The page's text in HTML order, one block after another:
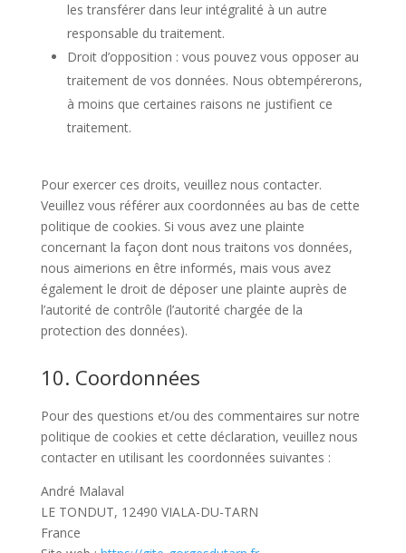
les transférer dans leur intégralité à un autre
responsable du traitement.
Droit d’opposition : vous pouvez vous opposer au
traitement de vos données. Nous obtempérerons,
à moins que certaines raisons ne justifient ce
traitement.
Pour exercer ces droits, veuillez nous contacter.
Veuillez vous référer aux coordonnées au bas de cette
politique de cookies. Si vous avez une plainte
concernant la façon dont nous traitons vos données,
nous aimerions en être informés, mais vous avez
également le droit de déposer une plainte auprès de
l’autorité de contrôle (l’autorité chargée de la
protection des données).
10. Coordonnées
Pour des questions et/ou des commentaires sur notre
politique de cookies et cette déclaration, veuillez nous
contacter en utilisant les coordonnées suivantes :
André Malaval
LE TONDUT, 12490 VIALA-DU-TARN
France